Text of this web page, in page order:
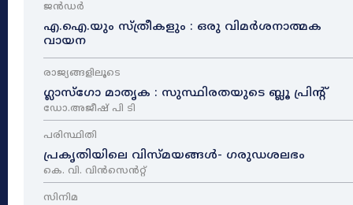
ജൻഡർ
എ.ഐ.യും സ്ത്രീകളും : ഒരു വിമർശനാത്മക
വായന
രാജ്യങ്ങളിലൂടെ
ഗ്ലാസ്ഗോ മാതൃക : സുസ്ഥിരതയുടെ ബ്ലൂ പ്രിന്റ്
ഡോ.അജീഷ് പി ടി
പരിസ്ഥിതി
പ്രകൃതിയിലെ വിസ്മയങ്ങൾ- ഗരുഡശലഭം
കെ. വി. വിൻസെൻറ്റ്
സിനിമ